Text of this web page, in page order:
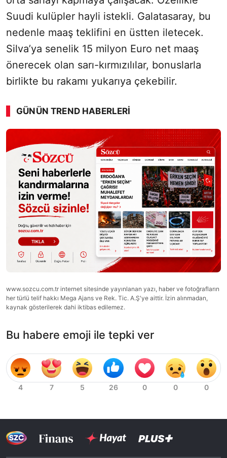
Suudi kulüpler hayli istekli. Galatasaray, bu
nedenle maaş teklifini en üstten iletecek.
Silva’ya senelik 15 milyon Euro net maaş
önerecek olan sarı-kırmızılılar, bonuslarla
birlikte bu rakamı yukarıya çekebilir.
GÜNÜN TREND HABERLERI
www.sozcu.com.tr internet sitesinde yayınlanan yazı, haber ve fotoğrafların
her türlü telif hakkı Mega Ajans ve Rek. Tic. A.Ş'ye aittir. İzin alınmadan,
kaynak gösterilerek dahi iktibas edilemez.
Bu habere emoji ile tepki ver